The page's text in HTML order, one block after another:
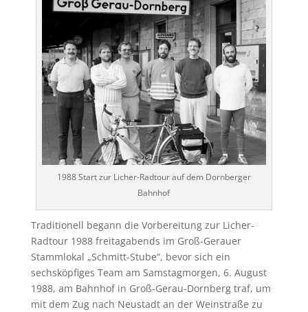
1988 Start zur Licher-Radtour auf dem Dornberger
Bahnhof
Traditionell begann die Vorbereitung zur Licher-
Radtour 1988 freitagabends im Groß-Gerauer
Stammlokal „Schmitt-Stube“, bevor sich ein
sechsköpfiges Team am Samstagmorgen, 6. August
1988, am Bahnhof in Groß-Gerau-Dornberg traf, um
mit dem Zug nach Neustadt an der Weinstraße zu